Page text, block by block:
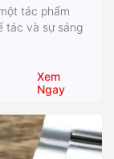
tác phẩm
tác và sự sáng
Xem
Ngay